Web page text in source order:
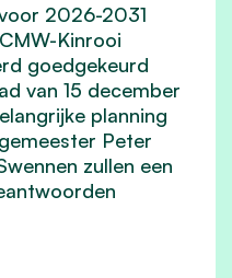
2026-2031
Kinrooi
goedgekeurd
van 15 december
planning
Peter
zullen een